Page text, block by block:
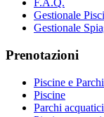
F.A.Q.
Gestionale
Gestionale
Prenotazioni
Piscine e
Piscine
Parchi acquatici